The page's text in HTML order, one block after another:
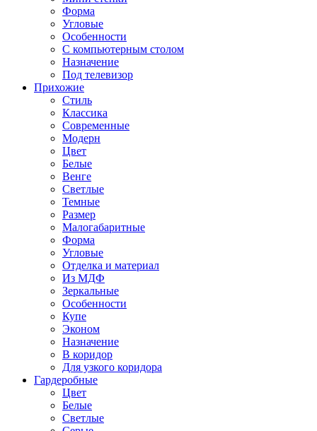
Форма
Угловые
Особенности
С компьютерным столом
Назначение
Под телевизор
Прихожие
Стиль
Классика
Современные
Модерн
Цвет
Белые
Венге
Светлые
Темные
Размер
Малогабаритные
Форма
Угловые
Отделка и материал
Из МДФ
Зеркальные
Особенности
Купе
Эконом
Назначение
В коридор
Для узкого коридора
Гардеробные
Цвет
Белые
Светлые